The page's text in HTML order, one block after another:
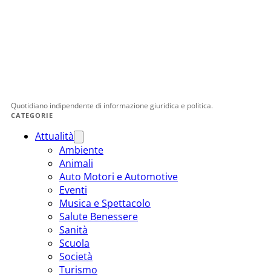
Quotidiano indipendente di informazione giuridica e politica.
CATEGORIE
Attualità
Ambiente
Animali
Auto Motori e Automotive
Eventi
Musica e Spettacolo
Salute Benessere
Sanità
Scuola
Società
Turismo